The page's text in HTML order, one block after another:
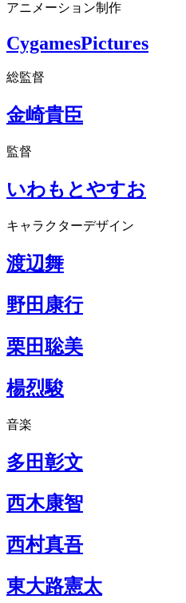
アニメーション制作
CygamesPictures
総監督
金崎貴臣
監督
いわもとやすお
キャラクターデザイン
渡辺舞
野田康行
栗田聡美
楊烈駿
音楽
多田彰文
西木康智
西村真吾
東大路憲太